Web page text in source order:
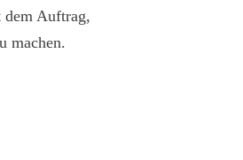
dem Auftrag,
machen.